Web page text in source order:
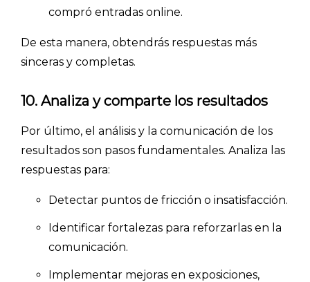
compró entradas online.
De esta manera, obtendrás respuestas más
sinceras y completas.
10. Analiza y comparte los resultados
Por último, el análisis y la comunicación de los
resultados son pasos fundamentales. Analiza las
respuestas para:
Detectar puntos de fricción o insatisfacción.
Identificar fortalezas para reforzarlas en la
comunicación.
Implementar mejoras en exposiciones,